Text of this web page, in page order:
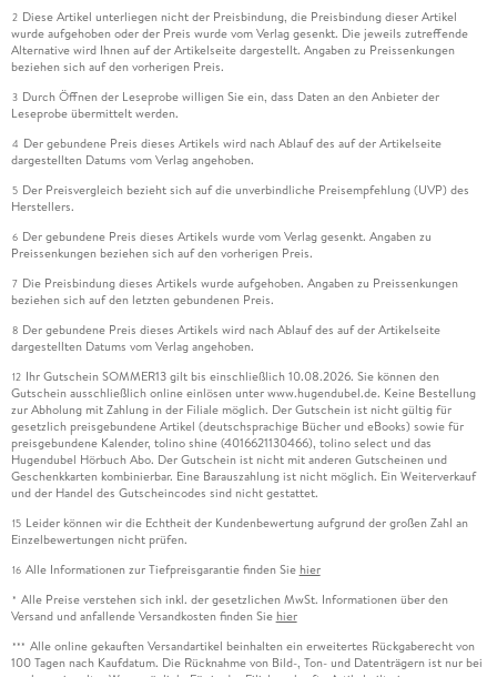
2 Diese Artikel unterliegen nicht der Preisbindung, die Preisbindung dieser Artikel
wurde aufgehoben oder der Preis wurde vom Verlag gesenkt. Die jeweils zutreffende
Alternative wird Ihnen auf der Artikelseite dargestellt. Angaben zu Preissenkungen
beziehen sich auf den vorherigen Preis.
3 Durch Öffnen der Leseprobe willigen Sie ein, dass Daten an den Anbieter der
Leseprobe übermittelt werden.
4 Der gebundene Preis dieses Artikels wird nach Ablauf des auf der Artikelseite
dargestellten Datums vom Verlag angehoben.
5 Der Preisvergleich bezieht sich auf die unverbindliche Preisempfehlung (UVP) des
Herstellers.
6 Der gebundene Preis dieses Artikels wurde vom Verlag gesenkt. Angaben zu
Preissenkungen beziehen sich auf den vorherigen Preis.
7 Die Preisbindung dieses Artikels wurde aufgehoben. Angaben zu Preissenkungen
beziehen sich auf den letzten gebundenen Preis.
8 Der gebundene Preis dieses Artikels wird nach Ablauf des auf der Artikelseite
dargestellten Datums vom Verlag angehoben.
12 Ihr Gutschein SOMMER13 gilt bis einschließlich 10.08.2026. Sie können den
Gutschein ausschließlich online einlösen unter www.hugendubel.de. Keine Bestellung
zur Abholung mit Zahlung in der Filiale möglich. Der Gutschein ist nicht gültig für
gesetzlich preisgebundene Artikel (deutschsprachige Bücher und eBooks) sowie für
preisgebundene Kalender, tolino shine (4016621130466), tolino select und das
Hugendubel Hörbuch Abo. Der Gutschein ist nicht mit anderen Gutscheinen und
Geschenkkarten kombinierbar. Eine Barauszahlung ist nicht möglich. Ein Weiterverkauf
und der Handel des Gutscheincodes sind nicht gestattet.
15 Leider können wir die Echtheit der Kundenbewertung aufgrund der großen Zahl an
Einzelbewertungen nicht prüfen.
16 Alle Informationen zur Tiefpreisgarantie finden Sie hier
* Alle Preise verstehen sich inkl. der gesetzlichen MwSt. Informationen über den
Versand und anfallende Versandkosten finden Sie hier
*** Alle online gekauften Versandartikel beinhalten ein erweitertes Rückgaberecht von
100 Tagen nach Kaufdatum. Die Rücknahme von Bild-, Ton- und Datenträgern ist nur bei